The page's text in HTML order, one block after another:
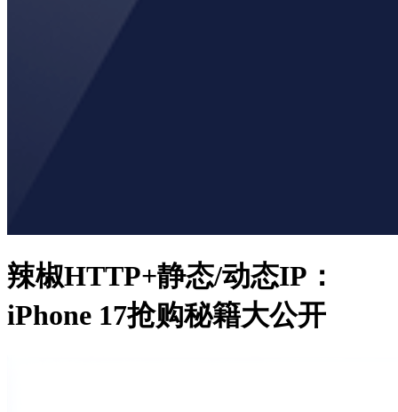
辣椒HTTP+静态/动态IP：
iPhone 17抢购秘籍大公开